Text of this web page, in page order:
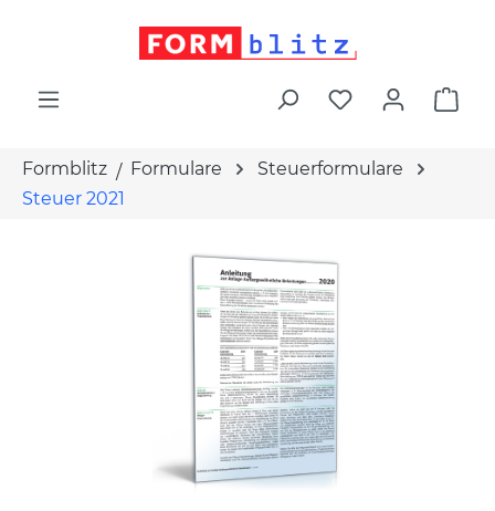
Formblitz Formulare
Steuerformulare
Steuer 2021